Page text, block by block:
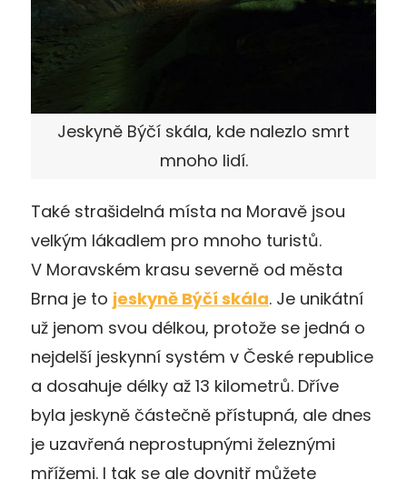
Jeskyně Býčí skála, kde nalezlo smrt
mnoho lidí.
Také strašidelná místa na Moravě jsou
velkým lákadlem pro mnoho turistů.
V Moravském krasu severně od města
Brna je to jeskyně Býčí skála. Je unikátní
už jenom svou délkou, protože se jedná o
nejdelší jeskynní systém v České republice
a dosahuje délky až 13 kilometrů. Dříve
byla jeskyně částečně přístupná, ale dnes
je uzavřená neprostupnými železnými
mřížemi. I tak se ale dovnitř můžete